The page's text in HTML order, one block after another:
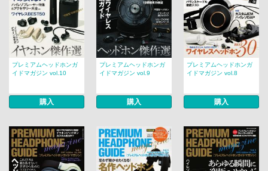
プレミアムヘッドホンガ
イドマガジン vol.10
購入
プレミアムヘッドホンガ
イドマガジン vol.9
購入
プレミアムヘッドホンガ
イドマガジン vol.8
購入